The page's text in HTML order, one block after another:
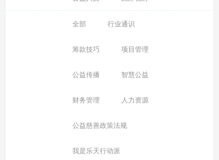
全部 行业通识
筹款技巧 项目管理
公益传播 智慧公益
财务管理 人力资源
公益慈善政策法规
我是乐天行动派